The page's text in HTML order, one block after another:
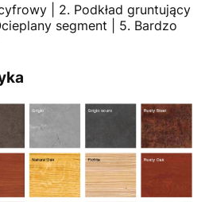
| 2. Podkład gruntujący
segment | 5. Bardzo